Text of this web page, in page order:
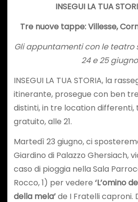
INSEGUI LA TUA
Tre nuove tappe: Villesse,
Gli appuntamenti con le teatro
24 e 25 giugno
INSEGUI LA TUA STORIA, la
itinerante, prosegue con ben
distinti, in tre location differenti,
gratuito, alle 21.
Martedì 23 giugno, ci
Giardino di Palazzo Ghersiach,
caso di pioggia nella Sala
Rocco, 1) per vedere ‘L’omino
della mela’de I Fratelli caproni.